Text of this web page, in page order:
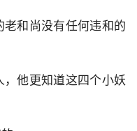
和尚没有任何违和的
他更知道这四个小妖